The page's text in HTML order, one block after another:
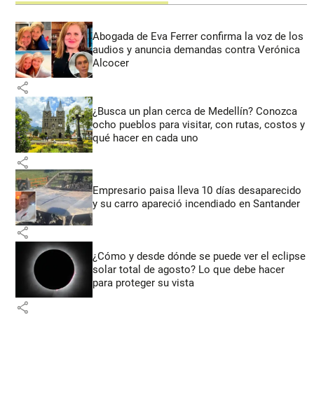
Abogada de Eva Ferrer confirma la voz de los
audios y anuncia demandas contra Verónica
Alcocer
share
¿Busca un plan cerca de Medellín? Conozca
ocho pueblos para visitar, con rutas, costos y
qué hacer en cada uno
share
Empresario paisa lleva 10 días desaparecido
y su carro apareció incendiado en Santander
share
¿Cómo y desde dónde se puede ver el eclipse
solar total de agosto? Lo que debe hacer
para proteger su vista
share